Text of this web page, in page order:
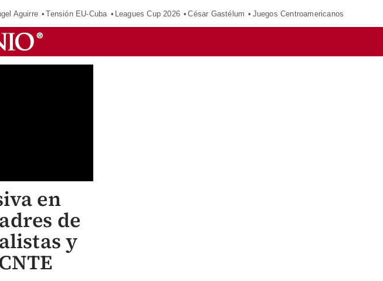
Aguirre Tensión EU-Cuba Leagues Cup 2026 César Gastélum Juegos Centroamericanos
en
de
y